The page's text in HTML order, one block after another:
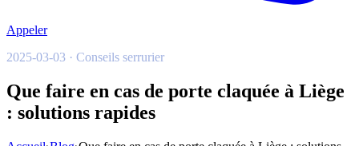
Appeler
2025-03-03 · Conseils serrurier
Que faire en cas de porte claquée à Liège
: solutions rapides